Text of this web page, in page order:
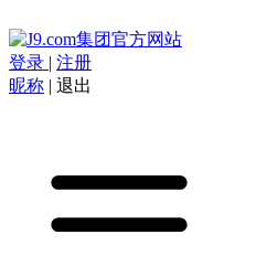
登录 | 注册
昵称 | 退出